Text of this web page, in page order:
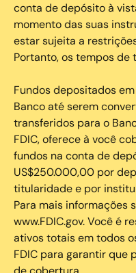
conta de depósito à
momento das suas
estar sujeita a
Portanto, os tempos de
Fundos depositados
Banco até serem
transferidos para o
FDIC, oferece à você
fundos na conta de
US$250.000,00 por
titularidade e por
Para mais informações
www.FDIC.gov. Você é
ativos totais em todos
FDIC para garantir que